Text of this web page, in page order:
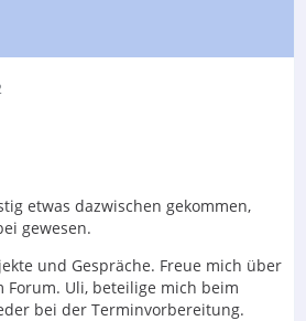
etwas dazwischen gekommen,
gewesen.
und Gespräche. Freue mich über
Uli, beteilige mich beim
bei der Terminvorbereitung.